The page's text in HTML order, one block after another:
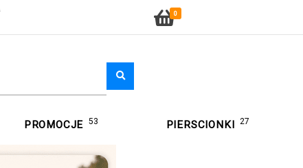
0
PROMOCJE 53 PIERSCIONKI 27